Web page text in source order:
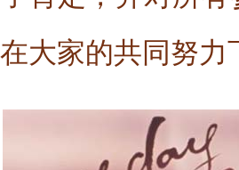
大家的共同努